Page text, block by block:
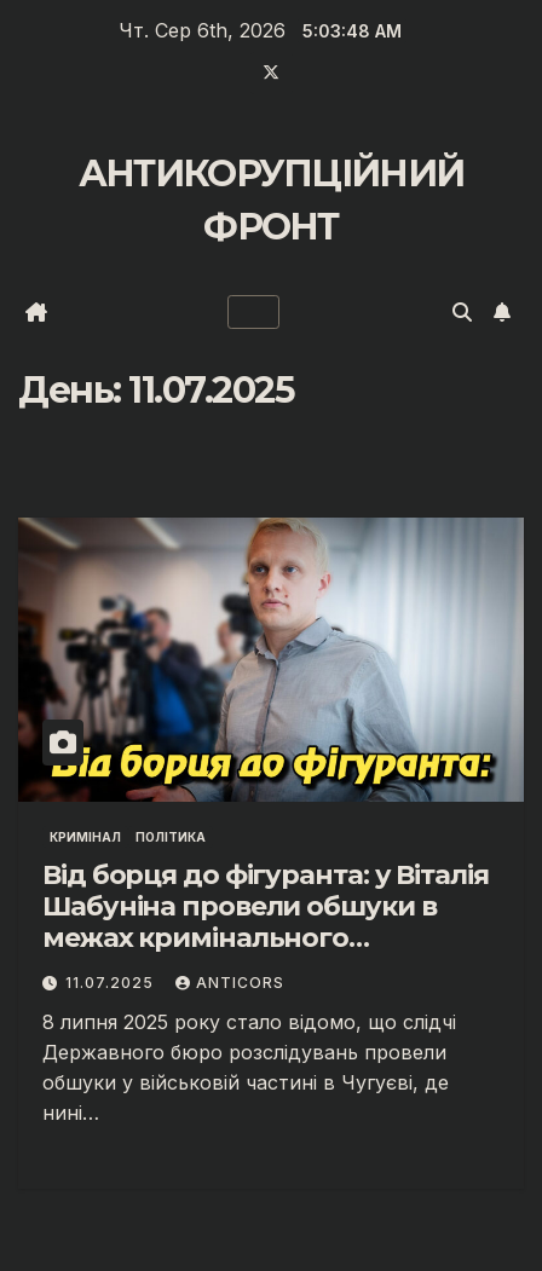
Чт. Сер 6th, 2026 5:03:48 AM
АНТИКОРУПЦІЙНИЙ
ФРОНТ
День:11.07.2025
КРИМІНАЛ ПОЛІТИКА
Від борця до фігуранта: у Віталія
Шабуніна провели обшуки в
межах кримінального
провадження.
11.07.2025 ANTICORS
8 липня 2025 року стало відомо, що слідчі
Державного бюро розслідувань провели
обшуки у військовій частині в Чугуєві, де
нині…